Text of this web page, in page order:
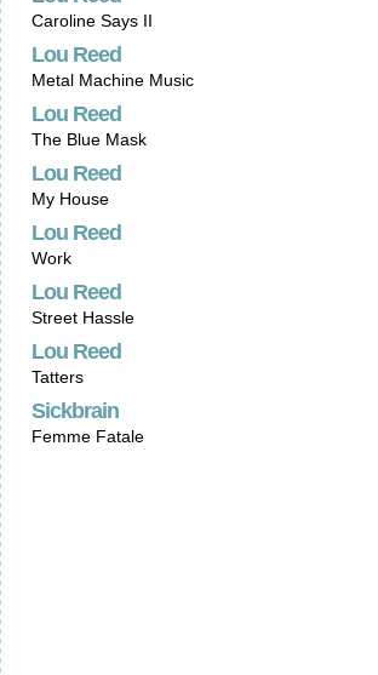
Caroline Says II
Lou Reed
Metal Machine Music
Lou Reed
The Blue Mask
Lou Reed
My House
Lou Reed
Work
Lou Reed
Street Hassle
Lou Reed
Tatters
Sickbrain
Femme Fatale